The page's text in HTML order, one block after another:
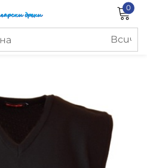
0
Изгубена парола?